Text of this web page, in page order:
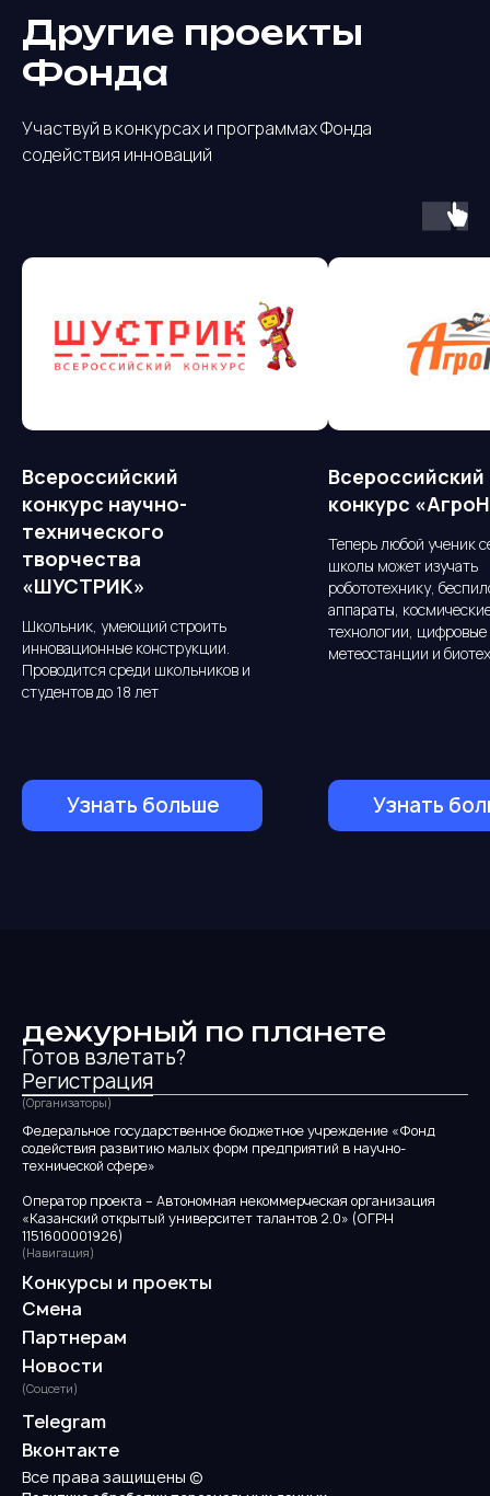
Другие проекты
Фонда
Участвуй в конкурсах и программах Фонда
содействия инноваций
Всероссийский
конкурс научно-
технического
творчества
«ШУСТРИК»
Школьник, умеющий строить
инновационные конструкции.
Проводится среди школьников и
студентов до 18 лет
Узнать больше
Всероссийский
конкурс
Теперь любой ученик
школы может изучать
робототехнику,
аппараты,
технологии, цифровые
метеостанции и
Узнать
дежурный по планете
Готов взлетать?
Регистрация
(Организаторы)
Федеральное государственное бюджетное учреждение «Фонд
содействия развитию малых форм предприятий в научно-
технической сфере»
Оператор проекта – Автономная некоммерческая организация
«Казанский открытый университет талантов 2.0» (ОГРН
1151600001926)
(Навигация)
Конкурсы и проекты
Смена
Партнерам
Новости
(Соцсети)
Telegram
Вконтакте
Все права защищены ©